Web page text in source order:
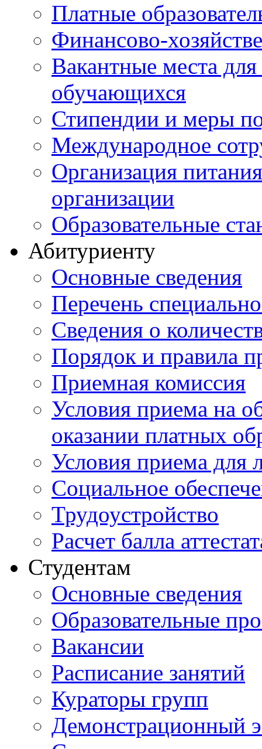
Платные
Финансово-
Вакантные места
обучающихся
Стипендии и меры
Международное
Организация
организации
Образовательные
Абитуриенту
Основные сведения
Перечень
Cведения о
Порядок и правила
Приемная комиссия
Условия приема на
оказании платных
Условия приема для
Социальное
Трудоустройство
Расчет балла
Студентам
Основные сведения
Образовательные
Вакансии
Расписание занятий
Кураторы групп
Демонстрационный